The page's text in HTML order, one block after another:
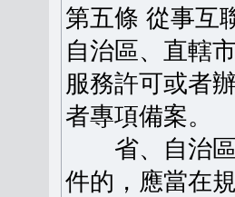
第五條 從事互
自治區、直轄
服務許可或者
者專項備案。
省、自治區
件的，應當在